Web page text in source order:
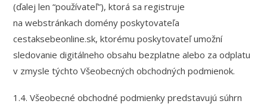
(ďalej len “používateľ”), ktorá sa registruje
na webstránkach domény poskytovateľa
cestaksebeonline.sk, ktorému poskytovateľ umožní
sledovanie digitálneho obsahu bezplatne alebo za odplatu
v zmysle týchto Všeobecných obchodných podmienok.
1.4. Všeobecné obchodné podmienky predstavujú súhrn